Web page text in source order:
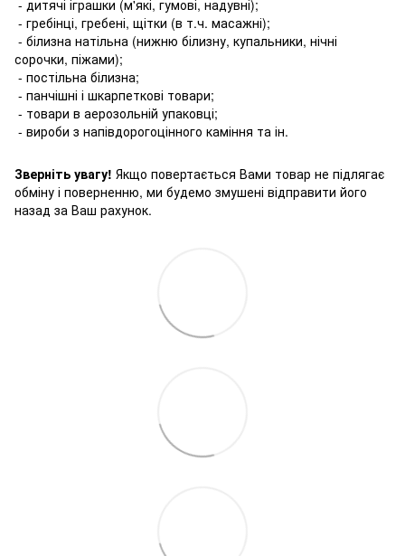
- дитячі іграшки (м'які, гумові, надувні);
- гребінці, гребені, щітки (в т.ч. масажні);
- білизна натільна (нижню білизну, купальники, нічні
сорочки, піжами);
- постільна білизна;
- панчішні і шкарпеткові товари;
- товари в аерозольній упаковці;
- вироби з напівдорогоцінного каміння та ін.
Зверніть увагу! Якщо повертається Вами товар не підлягає
обміну і поверненню, ми будемо змушені відправити його
назад за Ваш рахунок.